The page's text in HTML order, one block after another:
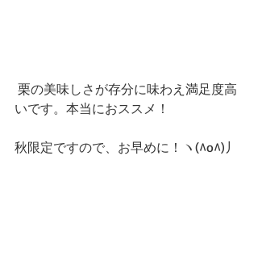
いです。本当におススメ！
秋限定ですので、お早めに！ヽ(^o^)丿